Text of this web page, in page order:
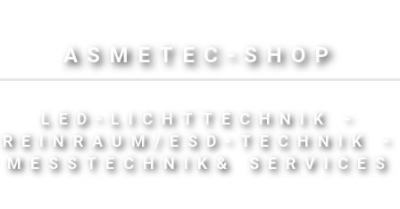
ASMETEC-SHOP
LED-LICHTTECHNIK -
REINRAUM/ESD-TECHNIK -
MESSTECHNIK& SERVICES